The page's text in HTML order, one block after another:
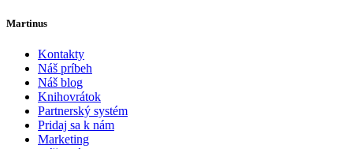
Martinus
Kontakty
Náš príbeh
Náš blog
Knihovrátok
Partnerský systém
Pridaj sa k nám
Marketing